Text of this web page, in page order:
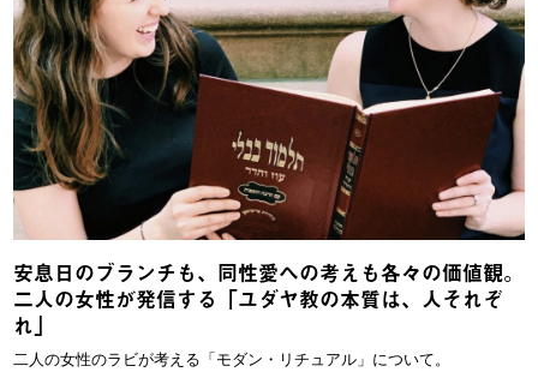
安息日のブランチも、同性愛への考えも各々の価値観。
二人の女性が発信する「ユダヤ教の本質は、人それぞ
れ」
二人の女性のラビが考える「モダン・リチュアル」について。